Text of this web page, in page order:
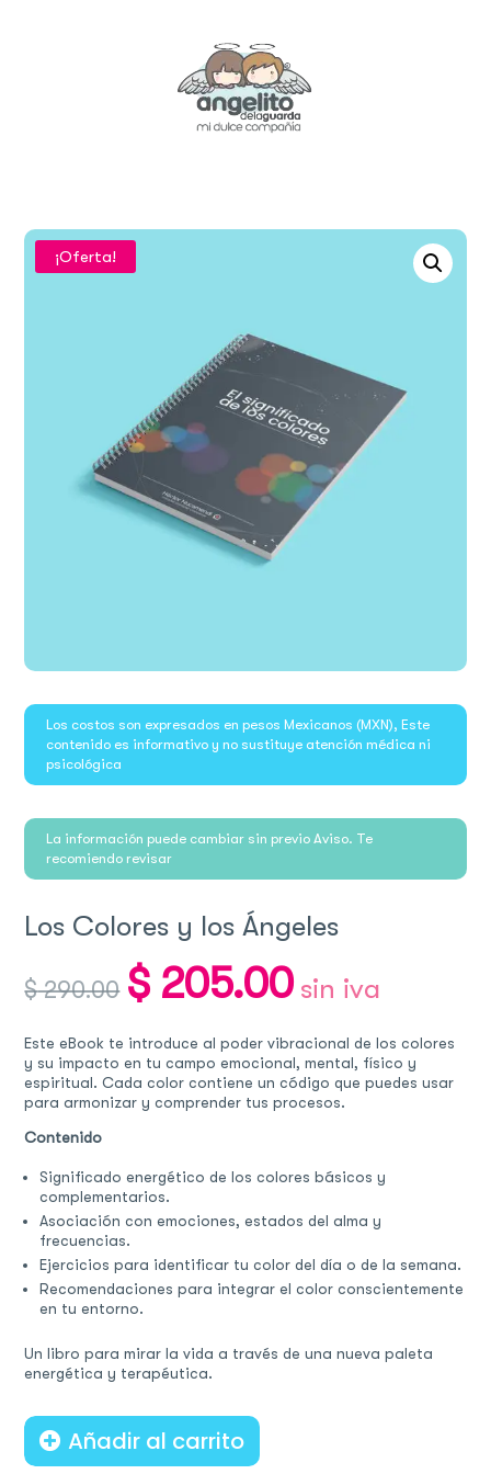
¡Oferta!
Los costos son expresados en pesos Mexicanos (MXN), Este
contenido es informativo y no sustituye atención médica ni
psicológica
La información puede cambiar sin previo Aviso. Te
recomiendo revisar
Los Colores y los Ángeles
$290.00 Original
price
$ 290.00.
$205.00Current
price
$ 205.00.
sin iva
Este eBook te introduce al poder vibracional de los colores
y su impacto en tu campo emocional, mental, físico y
espiritual. Cada color contiene un código que puedes usar
para armonizar y comprender tus procesos.
Contenido
Significado energético de los colores básicos y
complementarios.
Asociación con emociones, estados del alma y
frecuencias.
Ejercicios para identificar tu color del día o de la semana.
Recomendaciones para integrar el color conscientemente
en tu entorno.
Un libro para mirar la vida a través de una nueva paleta
energética y terapéutica.
Añadir al carrito